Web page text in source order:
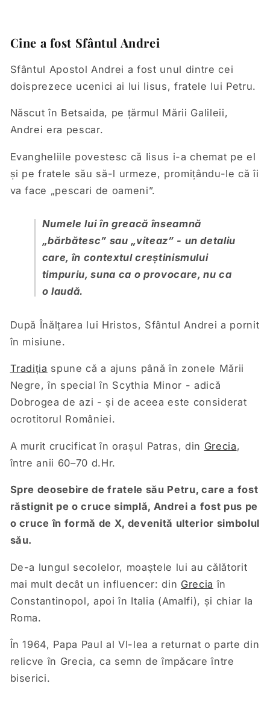
Cine a fost Sfântul Andrei
Sfântul Apostol Andrei a fost unul dintre cei
doisprezece ucenici ai lui Iisus, fratele lui Petru.
Născut în Betsaida, pe țărmul Mării Galileii,
Andrei era pescar.
Evangheliile povestesc că Iisus i-a chemat pe el
și pe fratele său să-l urmeze, promițându-le că îi
va face „pescari de oameni”.
Numele lui în greacă înseamnă
„bărbătesc” sau „viteaz” - un detaliu
care, în contextul creștinismului
timpuriu, suna ca o provocare, nu ca
o laudă.
După Înălțarea lui Hristos, Sfântul Andrei a pornit
în misiune.
Tradiția spune că a ajuns până în zonele Mării
Negre, în special în Scythia Minor - adică
Dobrogea de azi - și de aceea este considerat
ocrotitorul României.
A murit crucificat în orașul Patras, din Grecia,
între anii 60–70 d.Hr.
Spre deosebire de fratele său Petru, care a fost
răstignit pe o cruce simplă, Andrei a fost pus pe
o cruce în formă de X, devenită ulterior simbolul
său.
De-a lungul secolelor, moaștele lui au călătorit
mai mult decât un influencer: din Grecia în
Constantinopol, apoi în Italia (Amalfi), și chiar la
Roma.
În 1964, Papa Paul al VI-lea a returnat o parte din
relicve în Grecia, ca semn de împăcare între
biserici.